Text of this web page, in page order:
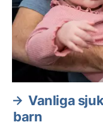
Vanliga
barn